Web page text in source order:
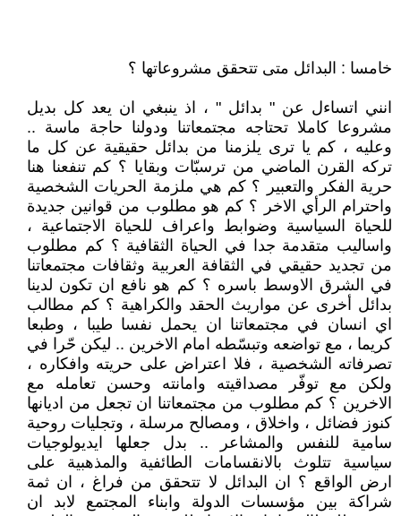
خامسا : البدائل متى تتحقق مشروعاتها ؟
انني اتساءل عن " بدائل " ، اذ ينبغي ان يعد كل بديل
مشروعا كاملا تحتاجه مجتمعاتنا ودولنا حاجة ماسة ..
وعليه ، كم يا ترى يلزمنا من بدائل حقيقية عن كل ما
تركه القرن الماضي من ترسبّات وبقايا ؟ كم تنفعنا هنا
حرية الفكر والتعبير ؟ كم هي ملزمة الحريات الشخصية
واحترام الرأي الاخر ؟ كم هو مطلوب من قوانين جديدة
للحياة السياسية وضوابط واعراف للحياة الاجتماعية ،
واساليب متقدمة جدا في الحياة الثقافية ؟ كم مطلوب
من تجديد حقيقي في الثقافة العربية وثقافات مجتمعاتنا
في الشرق الاوسط باسره ؟ كم هو نافع ان تكون لدينا
بدائل أخرى عن مواريث الحقد والكراهية ؟ كم مطالب
اي انسان في مجتمعاتنا ان يحمل نفسا طيبا ، وطبعا
كريما ، مع تواضعه وتبسّطه امام الاخرين .. ليكن حّرا في
تصرفاته الشخصية ، فلا اعتراض على حريته وافكاره ،
ولكن مع توفّر مصداقيته وامانته وحسن تعامله مع
الاخرين ؟ كم مطلوب من مجتمعاتنا ان تجعل من اديانها
كنوز فضائل ، واخلاق ، ومصالح مرسلة ، وتجليات روحية
سامية للنفس والمشاعر .. بدل جعلها ايديولوجيات
سياسية تتلوث بالانقسامات الطائفية والمذهبية على
ارض الواقع ؟ ان البدائل لا تتحقق من فراغ ، ان ثمة
شراكة بين مؤسسات الدولة وابناء المجتمع لابد ان